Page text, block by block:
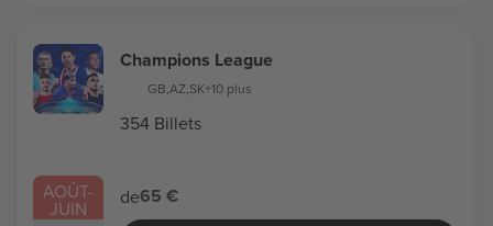
AOÛT-
JUIN
Champions League
GB,AZ,SK+10 plus
354 Billets
de65 €